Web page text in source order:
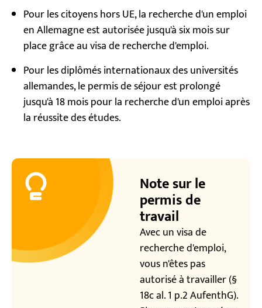
Pour les citoyens hors UE, la recherche d'un emploi
en Allemagne est autorisée jusqu'à six mois sur
place grâce au visa de recherche d'emploi.
Pour les diplômés internationaux des universités
allemandes, le permis de séjour est prolongé
jusqu'à 18 mois pour la recherche d'un emploi après
la réussite des études.
Note sur le
permis de
travail
Avec un visa de
recherche d'emploi,
vous n'êtes pas
autorisé à travailler (§
18c al. 1 p.2 AufenthG).